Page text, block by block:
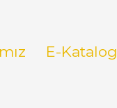
E-Katalog